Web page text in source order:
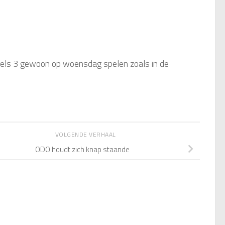
3 gewoon op woensdag spelen zoals in de
VOLGENDE VERHAAL
ODO houdt zich knap staande